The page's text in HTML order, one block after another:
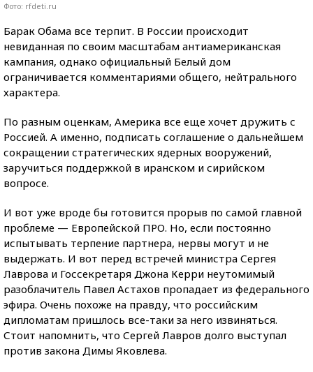
Фото: rfdeti.ru
Барак Обама все терпит. В России происходит
невиданная по своим масштабам антиамериканская
кампания, однако официальный Белый дом
ограничивается комментариями общего, нейтрального
характера.
По разным оценкам, Америка все еще хочет дружить с
Россией. А именно, подписать соглашение о дальнейшем
сокращении стратегических ядерных вооружений,
заручиться поддержкой в иранском и сирийском
вопросе.
И вот уже вроде бы готовится прорыв по самой главной
проблеме — Европейской ПРО. Но, если постоянно
испытывать терпение партнера, нервы могут и не
выдержать. И вот перед встречей министра Сергея
Лаврова и Госсекретаря Джона Керри неутомимый
разоблачитель Павел Астахов пропадает из федерального
эфира. Очень похоже на правду, что российским
дипломатам пришлось все-таки за него извиняться.
Стоит напомнить, что Сергей Лавров долго выступал
против закона Димы Яковлева.